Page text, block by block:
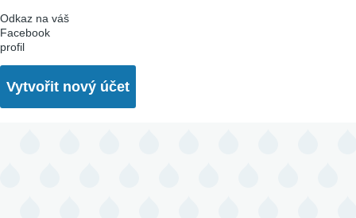
Odkaz na váš
Facebook
profil